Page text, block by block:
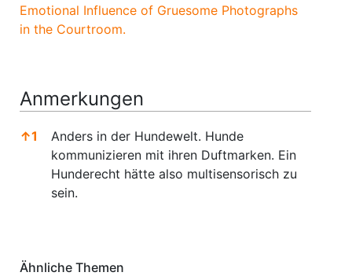
Emotional Influence of Gruesome Photographs
in the Courtroom.
Anmerkungen
↑1
Anders in der Hundewelt. Hunde
kommunizieren mit ihren Duftmarken. Ein
Hunderecht hätte also multisensorisch zu
sein.
Ähnliche Themen